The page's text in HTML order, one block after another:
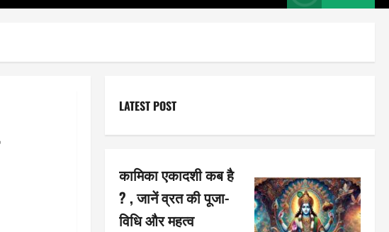
LATEST POST
कामिका एकादशी कब है
? , जानें व्रत की पूजा-
विधि और महत्व